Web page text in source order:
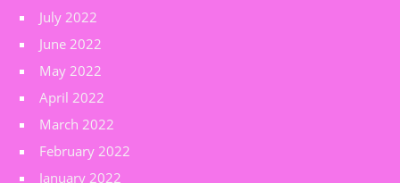
July 2022
June 2022
May 2022
April 2022
March 2022
February 2022
January 2022